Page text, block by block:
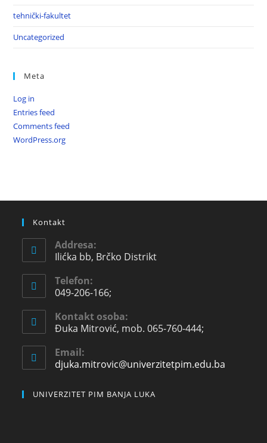
tehnički-fakultet
Uncategorized
Meta
Log in
Entries feed
Comments feed
WordPress.org
Kontakt
Addresa:
Ilićka bb, Brčko Distrikt
Telefon:
049-206-166;
Kontakt osoba:
Đuka Mitrović, mob. 065-760-444;
Email:
djuka.mitrovic@univerzitetpim.edu.ba
UNIVERZITET PIM BANJA LUKA